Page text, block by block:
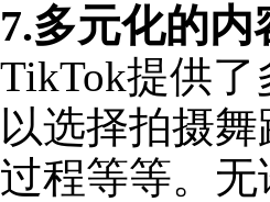
7.多元化的
TikTok提供
以选择拍摄
过程等等。